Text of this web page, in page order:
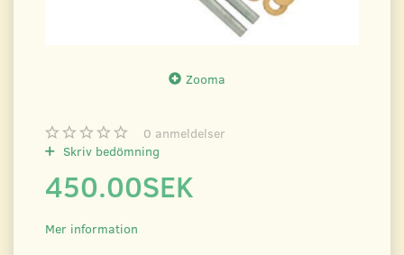
Zooma
0 anmeldelser
Skriv bedömning
450.00SEK
Mer information